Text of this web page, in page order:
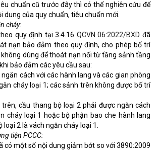
chuẩn cũ trước đây thì có thể nghiên cứu để
dung của quy chuẩn, tiêu chuẩn mới.
cháy:
quy định tại 3.4.16 QCVN 06:2022/BXD đã
nạn bảo đảm theo quy định, cho phép bố trí
dùng để thoát nạn nối từ tầng sảnh tầng
bảo đảm các yêu cầu sau:
cách với các hành lang và các gian phòng
cháy loại 1; các sảnh trên không được bố trí
cầu thang bộ loại 2 phải được ngăn cách
cháy loại 1 hoặc bộ phận bao che hành lang
2 là vách ngăn cháy loại 1.
tiện PCCC:
có một số nội dung giảm bớt so với 3890:2009